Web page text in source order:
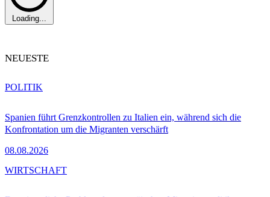
Loading...
NEUESTE
Spanien führt Grenzkontrollen zu Italien ein, während sich die
Konfrontation um die Migranten verschärft
08.08.2026
POLITIK
WIRTSCHAFT